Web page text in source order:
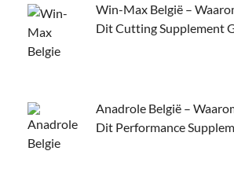
Win-Max België –
Dit Cutting Supplement
Anadrole België –
Dit Performance